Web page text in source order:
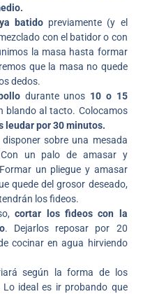
batidopreviamente (y el
con el batidor o con
la masa hasta formar
que la masa no quede
dedos.
durante unos 10 o 15
blando al tacto. Colocamos
leudar por 30 minutos.
sobre una mesada
Con un palo de amasar y
un pliegue y amasar
quede del grosor deseado,
los fideos.
cortar los fideos con la
. Dejarlos reposar por 20
cocinar en agua hirviendo
según la forma de los
Lo ideal es ir probando que